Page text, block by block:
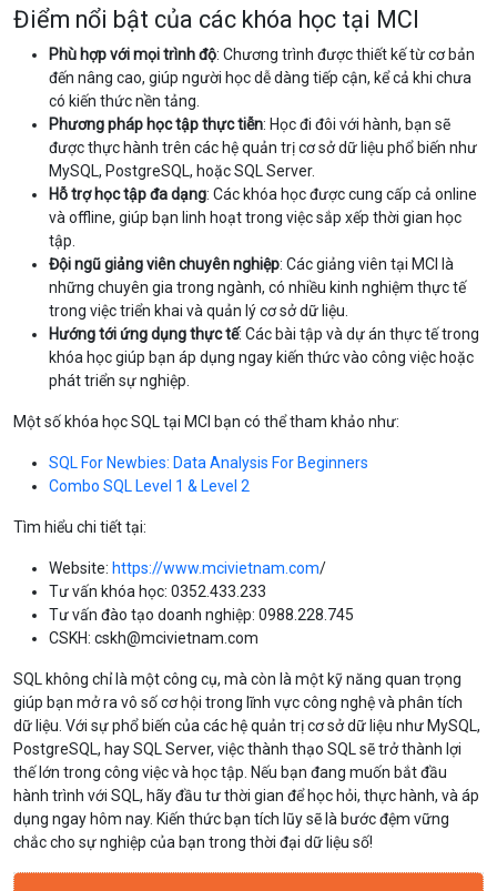
Điểm nổi bật của các khóa học tại MCI
Phù hợp với mọi trình độ: Chương trình được thiết kế từ cơ bản
đến nâng cao, giúp người học dễ dàng tiếp cận, kể cả khi chưa
có kiến thức nền tảng.
Phương pháp học tập thực tiễn: Học đi đôi với hành, bạn sẽ
được thực hành trên các hệ quản trị cơ sở dữ liệu phổ biến như
MySQL, PostgreSQL, hoặc SQL Server.
Hỗ trợ học tập đa dạng: Các khóa học được cung cấp cả online
và offline, giúp bạn linh hoạt trong việc sắp xếp thời gian học
tập.
Đội ngũ giảng viên chuyên nghiệp: Các giảng viên tại MCI là
những chuyên gia trong ngành, có nhiều kinh nghiệm thực tế
trong việc triển khai và quản lý cơ sở dữ liệu.
Hướng tới ứng dụng thực tế: Các bài tập và dự án thực tế trong
khóa học giúp bạn áp dụng ngay kiến thức vào công việc hoặc
phát triển sự nghiệp.
Một số khóa học SQL tại MCI bạn có thể tham khảo như:
SQL For Newbies: Data Analysis For Beginners
Combo SQL Level 1 & Level 2
Tìm hiểu chi tiết tại:
Website: https://www.mcivietnam.com/
Tư vấn khóa học: 0352.433.233
Tư vấn đào tạo doanh nghiệp: 0988.228.745
CSKH: cskh@mcivietnam.com
SQL không chỉ là một công cụ, mà còn là một kỹ năng quan trọng
giúp bạn mở ra vô số cơ hội trong lĩnh vực công nghệ và phân tích
dữ liệu. Với sự phổ biến của các hệ quản trị cơ sở dữ liệu như MySQL,
PostgreSQL, hay SQL Server, việc thành thạo SQL sẽ trở thành lợi
thế lớn trong công việc và học tập. Nếu bạn đang muốn bắt đầu
hành trình với SQL, hãy đầu tư thời gian để học hỏi, thực hành, và áp
dụng ngay hôm nay. Kiến thức bạn tích lũy sẽ là bước đệm vững
chắc cho sự nghiệp của bạn trong thời đại dữ liệu số!